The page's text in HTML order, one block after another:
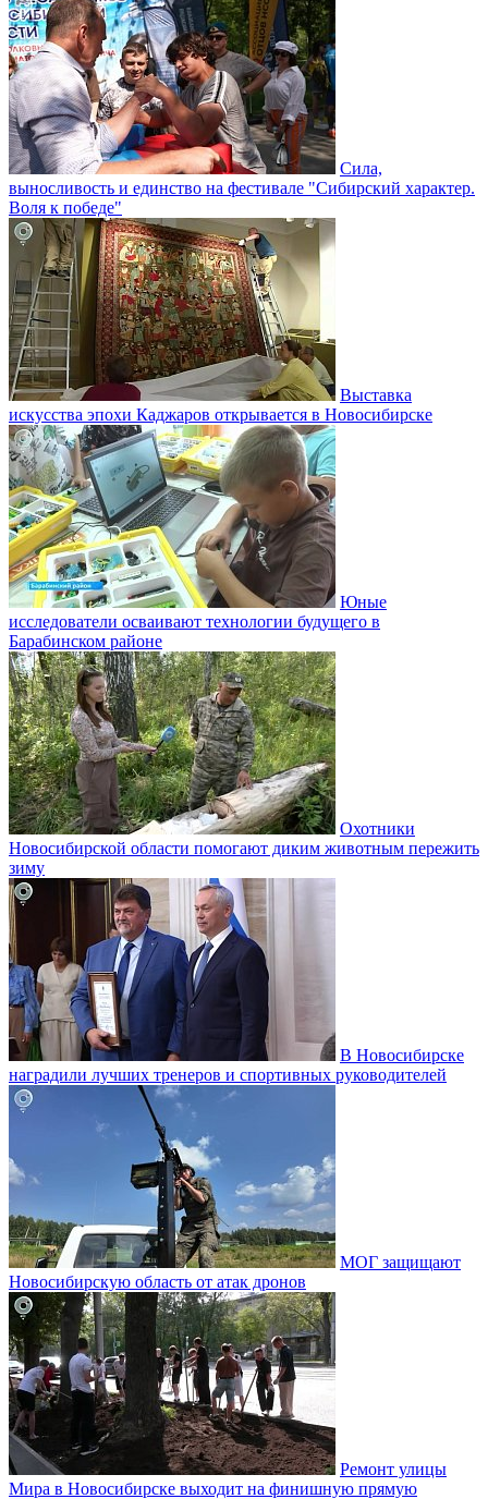
Сила,
выносливость и единство на фестивале "Сибирский характер.
Воля к победе"
Выставка
искусства эпохи Каджаров открывается в Новосибирске
Юные
исследователи осваивают технологии будущего в
Барабинском районе
Охотники
Новосибирской области помогают диким животным пережить
зиму
В Новосибирске
наградили лучших тренеров и спортивных руководителей
МОГ защищают
Новосибирскую область от атак дронов
Ремонт улицы
Мира в Новосибирске выходит на финишную прямую